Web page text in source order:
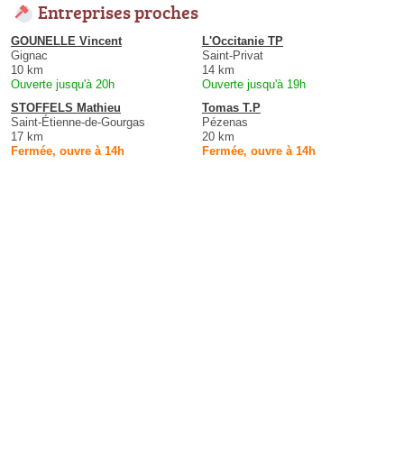
Entreprises proches
GOUNELLE Vincent
Gignac
10 km
Ouverte jusqu'à 20h
L'Occitanie TP
Saint-Privat
14 km
Ouverte jusqu'à 19h
STOFFELS Mathieu
Saint-Étienne-de-Gourgas
17 km
Fermée, ouvre à 14h
Tomas T.P
Pézenas
20 km
Fermée, ouvre à 14h